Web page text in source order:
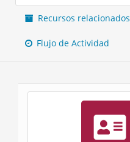
Recursos relacionados
Flujo de Actividad